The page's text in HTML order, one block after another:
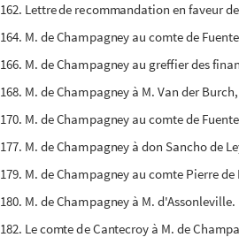
162. Lettre de recommandation en faveur
164. M. de Champagney au comte de
166. M. de Champagney au greffier des
168. M. de Champagney à M. Van der
170. M. de Champagney au comte de
177. M. de Champagney à don Sancho de
179. M. de Champagney au comte Pierre
180. M. de Champagney à M.
182. Le comte de Cantecroy à M. de